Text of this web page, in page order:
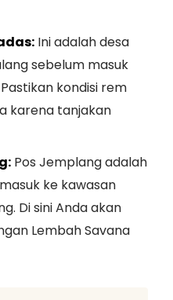
Ini adalah desa
sebelum masuk
kondisi rem
karena tanjakan
Pos Jemplang adalah
ke kawasan
Di sini Anda akan
Lembah Savana